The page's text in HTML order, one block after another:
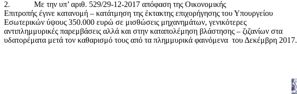
2. Με την υπ’ αριθ. 529/29-12-2017 απόφαση της Οικονομικής
Επιτροπής έγινε κατανομή – κατάτμηση της έκτακτης επιχορήγησης του Υπουργείου
Εσωτερικών ύψους 350.000 ευρώ σε μισθώσεις μηχανημάτων, γενικότερες
αντιπλημμυρικές παρεμβάσεις αλλά και στην καταπολέμηση βλάστησης – ζιζανίων στα
υδατορέματα μετά τον καθαρισμό τους από τα πλημμυρικά φαινόμενα του Δεκέμβρη 2017.